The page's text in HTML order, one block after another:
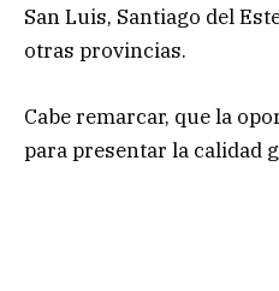
San Luis, Santiago del
otras provincias.
Cabe remarcar, que la
para presentar la calidad